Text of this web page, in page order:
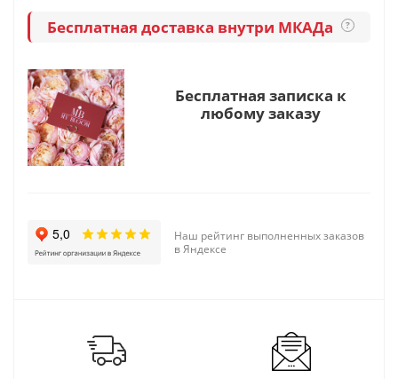
Бесплатная доставка внутри МКАДа ?
Бесплатная записка к
любому заказу
Наш рейтинг выполненных заказов
в Яндексе